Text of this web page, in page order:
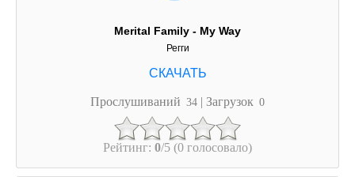
Merital Family - My Way
Регги
Прослушиваний 34 | Загрузок 0
Рейтинг: 0/5 (0 голосовало)